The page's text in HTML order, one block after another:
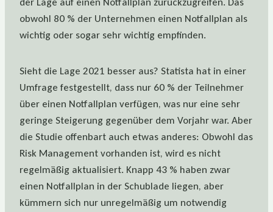
obwohl 80 % der Unternehmen einen Notfallplan als
wichtig oder sogar sehr wichtig empfinden.
Sieht die Lage 2021 besser aus? Statista hat in einer
Umfrage festgestellt, dass nur 60 % der Teilnehmer
über einen Notfallplan verfügen, was nur eine sehr
geringe Steigerung gegenüber dem Vorjahr war. Aber
die Studie offenbart auch etwas anderes: Obwohl das
Risk Management vorhanden ist, wird es nicht
regelmäßig aktualisiert. Knapp 43 % haben zwar
einen Notfallplan in der Schublade liegen, aber
kümmern sich nur unregelmäßig um notwendig